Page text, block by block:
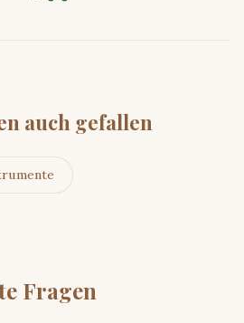
auch gefallen
Fragen